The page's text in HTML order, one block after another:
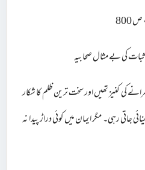
کی بے مثال صحابیہ
کی کنیز تھیں اور سخت ترین ظلم کا شکار
جاتی رہی۔ مگر ایمان میں کوئی دراڑ پیدا نہ